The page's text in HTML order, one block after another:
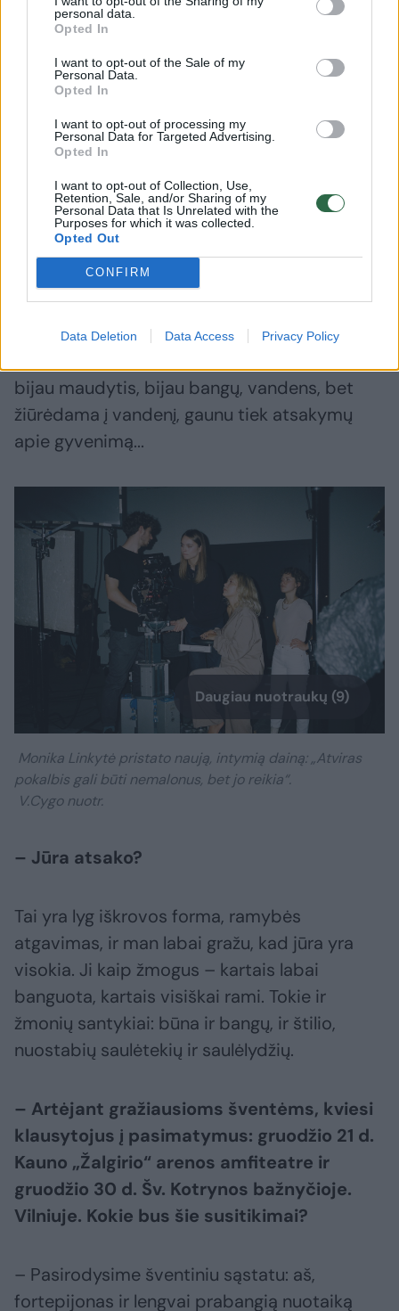
personal data.
Opted In
I want to opt-out of the Sale of my
Personal Data.
Opted In
I want to opt-out of processing my
Personal Data for Targeted Advertising.
Opted In
I want to opt-out of Collection, Use,
Retention, Sale, and/or Sharing of my
Personal Data that Is Unrelated with the
Purposes for which it was collected.
Opted Out
CONFIRM
Data Deletion Data Access Privacy Policy
sudėtinga atskirti, bet vienareikšmiai saulė
yra gražesnė ten, kur medžiai arba jūra.
– Gimei prie jūros. Tebeturi ritualą – eiti
saulės pasitikti ar ją palydėti į jūrą? O gal
gyvenimą matei tą jūrą?
– Oi, ne – aš esu visiškai jūros žmogus, nuolat
grįžtu prie vandens, jaučiu jūros trūkumą.
Kartais, įsisukusi darbų karuselėje, tiesiog
pajuntu: viskas – man reikia važiuoti, pabūti
bijau maudytis, bijau bangų, vandens, bet
žiūrėdama į vandenį, gaunu tiek atsakymų
apie gyvenimą...
Daugiau nuotraukų (9)
Monika Linkytė pristato naują, intymią dainą: „Atviras
pokalbis gali būti nemalonus, bet jo reikia“.
V.Cygo nuotr.
– Jūra atsako?
Tai yra lyg iškrovos forma, ramybės
atgavimas, ir man labai gražu, kad jūra yra
visokia. Ji kaip žmogus – kartais labai
banguota, kartais visiškai rami. Tokie ir
žmonių santykiai: būna ir bangų, ir štilio,
nuostabių saulėtekių ir saulėlydžių.
– Artėjant gražiausioms šventėms, kviesi
klausytojus į pasimatymus: gruodžio 21 d.
Kauno „Žalgirio“ arenos amfiteatre ir
gruodžio 30 d. Šv. Kotrynos bažnyčioje.
Vilniuje. Kokie bus šie susitikimai?
– Pasirodysime šventiniu sąstatu: aš,
fortepijonas ir lengvai prabangią nuotaiką